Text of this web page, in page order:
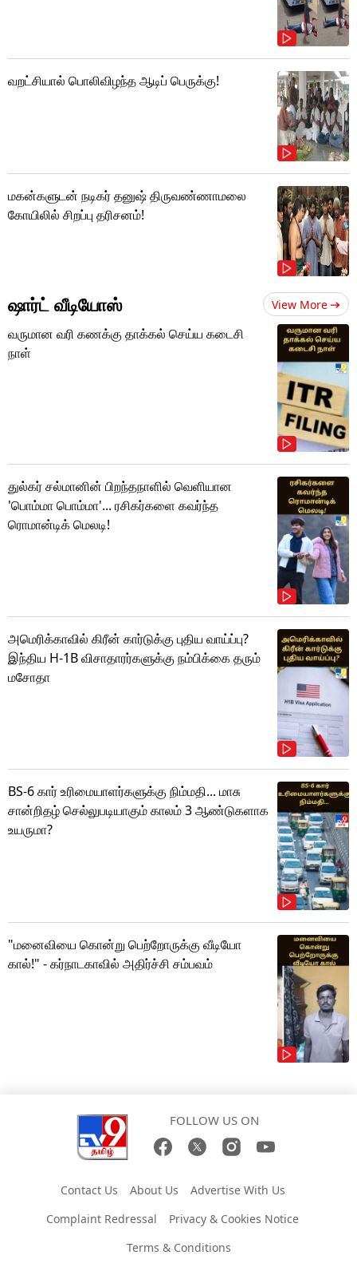
வறட்சியால் பொலிவிழந்த ஆடிப் பெருக்கு!
மகன்களுடன் நடிகர் தனுஷ் திருவண்ணாமலை
கோயிலில் சிறப்பு தரிசனம்!
ஷார்ட் வீடியோஸ் View More
வருமான வரி கணக்கு தாக்கல் செய்ய கடைசி
நாள்
துல்கர் சல்மானின் பிறந்தநாளில் வெளியான
'பொம்மா பொம்மா'... ரசிகர்களை கவர்ந்த
ரொமான்டிக் மெலடி!
அமெரிக்காவில் கிரீன் கார்டுக்கு புதிய வாய்ப்பு?
இந்திய H-1B விசாதாரர்களுக்கு நம்பிக்கை தரும்
மசோதா
BS-6 கார் உரிமையாளர்களுக்கு நிம்மதி... மாசு
சான்றிதழ் செல்லுபடியாகும் காலம் 3 ஆண்டுகளாக
உயருமா?
"மனைவியை கொன்று பெற்றோருக்கு வீடியோ
கால்!" - கர்நாடகாவில் அதிர்ச்சி சம்பவம்
FOLLOW US ON
Contact Us About Us
Advertise With Us
Complaint Redressal
Privacy & Cookies Notice
Terms & Conditions